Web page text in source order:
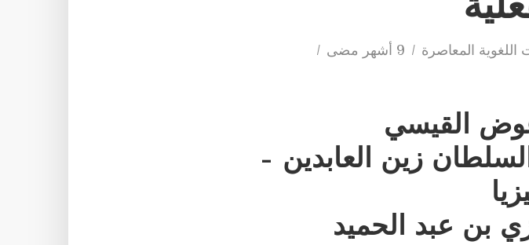
المعاصرة
9 أشهر مضى
القيسي
زين العابدين –
بن عبد الحميد